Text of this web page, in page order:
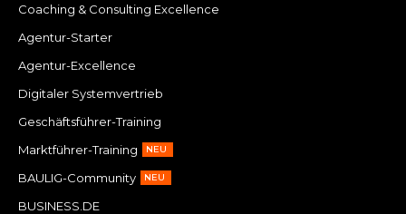
Coaching & Consulting Excellence
Agentur-Starter
Agentur-Excellence
Digitaler Systemvertrieb
Geschäftsführer-Training
Marktführer-Training
NEU
BAULIG-Community NEU
BUSINESS.DE